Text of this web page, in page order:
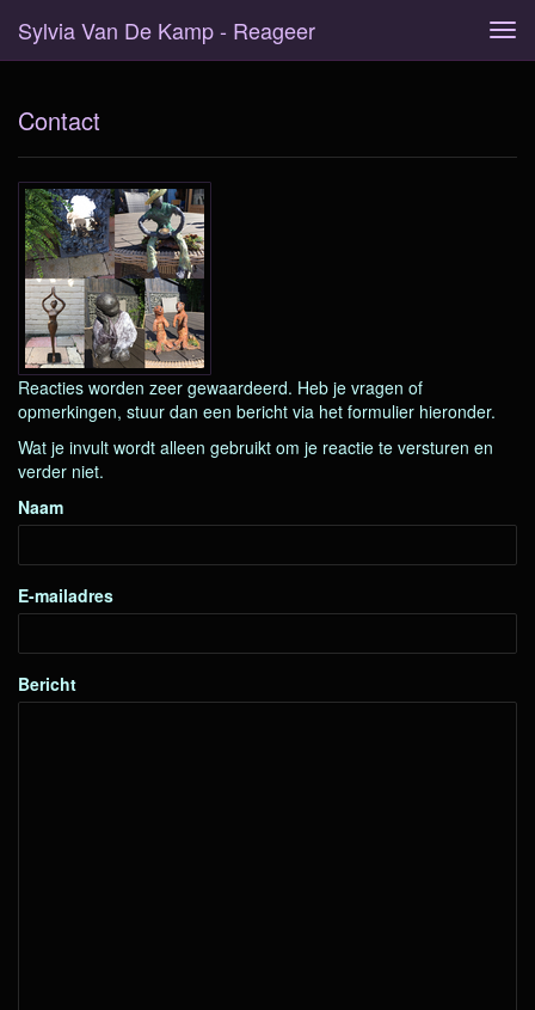
Sylvia Van De Kamp - Reageer
Contact
Reacties worden zeer gewaardeerd. Heb je vragen of
opmerkingen, stuur dan een bericht via het formulier hieronder.
Wat je invult wordt alleen gebruikt om je reactie te versturen en
verder niet.
Naam
E-mailadres
Bericht